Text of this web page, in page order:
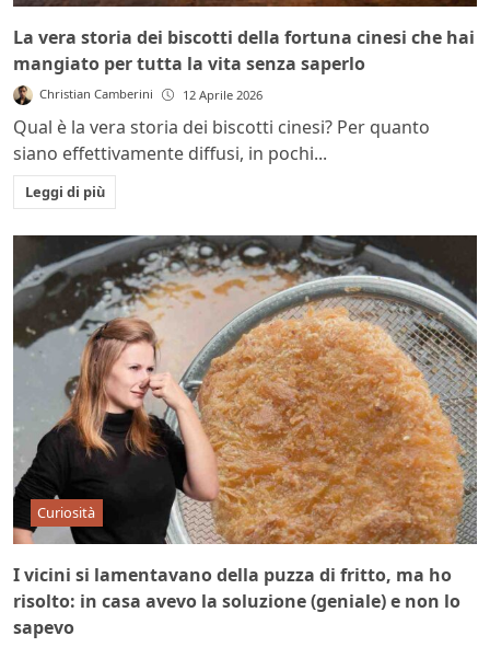
La vera storia dei biscotti della fortuna cinesi che hai
mangiato per tutta la vita senza saperlo
Christian Camberini 12 Aprile 2026
Qual è la vera storia dei biscotti cinesi? Per quanto
siano effettivamente diffusi, in pochi...
Leggi di più
Curiosità
I vicini si lamentavano della puzza di fritto, ma ho
risolto: in casa avevo la soluzione (geniale) e non lo
sapevo